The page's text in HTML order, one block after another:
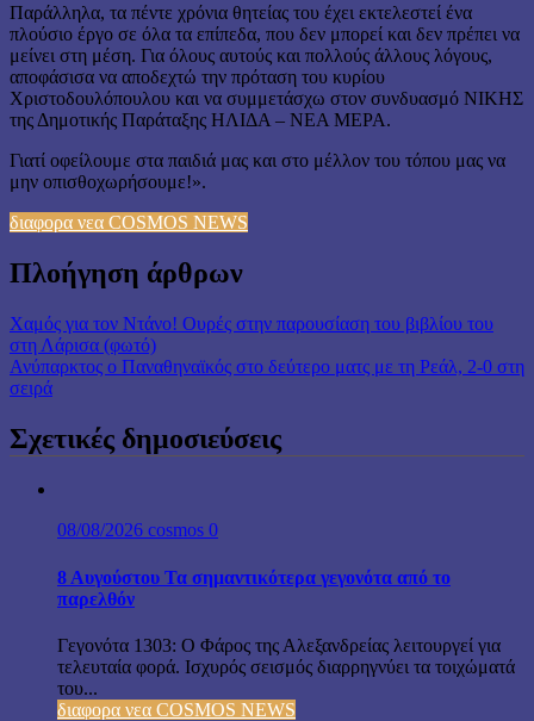
Παράλληλα, τα πέντε χρόνια θητείας του έχει εκτελεστεί ένα
πλούσιο έργο σε όλα τα επίπεδα, που δεν μπορεί και δεν πρέπει να
μείνει στη μέση. Για όλους αυτούς και πολλούς άλλους λόγους,
αποφάσισα να αποδεχτώ την πρόταση του κυρίου
Χριστοδουλόπουλου και να συμμετάσχω στον συνδυασμό ΝΙΚΗΣ
της Δημοτικής Παράταξης ΗΛΙΔΑ – ΝΕΑ ΜΕΡΑ.
Γιατί οφείλουμε στα παιδιά μας και στο μέλλον του τόπου μας να
μην οπισθοχωρήσουμε!».
διαφορα νεα COSMOS NEWS
Πλοήγηση άρθρων
Χαμός για τον Ντάνο! Ουρές στην παρουσίαση του βιβλίου του
στη Λάρισα (φωτό)
Ανύπαρκτος ο Παναθηναϊκός στο δεύτερο ματς με τη Ρεάλ, 2-0 στη
σειρά
Σχετικές δημοσιεύσεις
08/08/2026 cosmos 0
8 Αυγούστου Τα σημαντικότερα γεγονότα από το
παρελθόν
Γεγονότα 1303: Ο Φάρος της Αλεξανδρείας λειτουργεί για
τελευταία φορά. Ισχυρός σεισμός διαρρηγνύει τα τοιχώματά
του...
διαφορα νεα COSMOS NEWS